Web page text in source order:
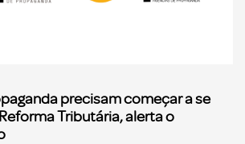
precisam começar a se
Tributária, alerta o